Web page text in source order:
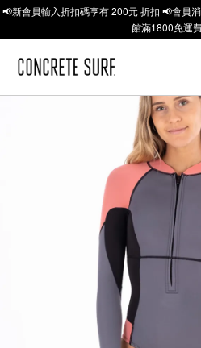
📢新會員輸入折扣碼享有 200元 折扣 📢會員
館滿1800免運